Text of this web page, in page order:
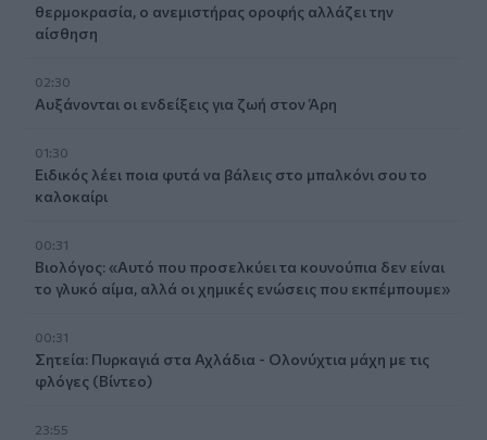
θερμοκρασία, ο ανεμιστήρας οροφής αλλάζει την
αίσθηση
02:30
Αυξάνονται οι ενδείξεις για ζωή στον Άρη
01:30
Ειδικός λέει ποια φυτά να βάλεις στο μπαλκόνι σου το
καλοκαίρι
00:31
Βιολόγος: «Αυτό που προσελκύει τα κουνούπια δεν είναι
το γλυκό αίμα, αλλά οι χημικές ενώσεις που εκπέμπουμε»
00:31
Σητεία: Πυρκαγιά στα Αχλάδια - Ολονύχτια μάχη με τις
φλόγες (Βίντεο)
23:55